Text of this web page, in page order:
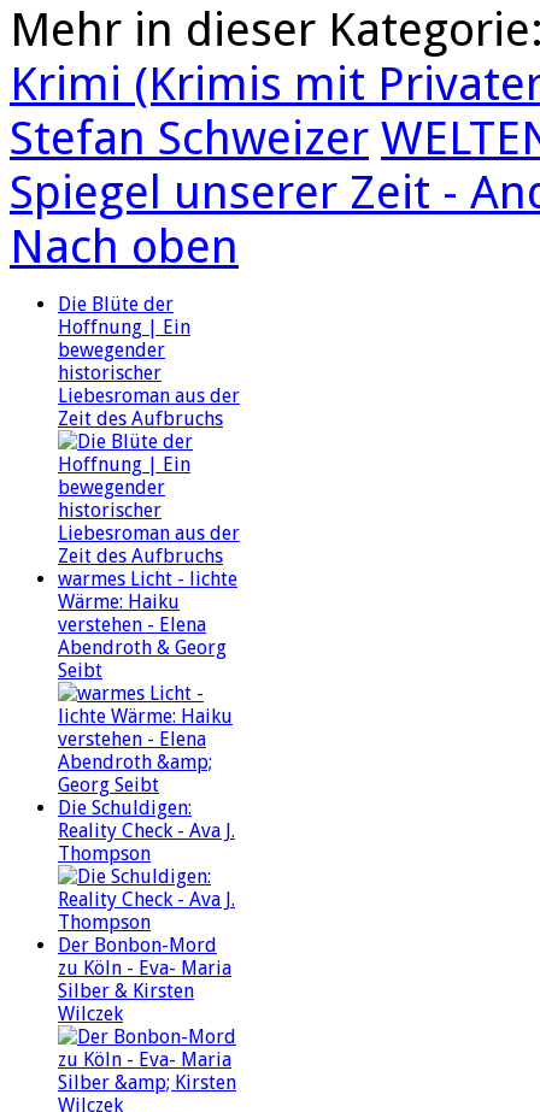
Mehr in dieser
Krimi (Krimis mit
Stefan Schweizer
Spiegel unserer Zeit -
Nach oben
Die Blüte der
Hoffnung | Ein
bewegender
historischer
Liebesroman aus der
Zeit des Aufbruchs
warmes Licht - lichte
Wärme: Haiku
verstehen - Elena
Abendroth & Georg
Seibt
Die Schuldigen:
Reality Check - Ava J.
Thompson
Der Bonbon-Mord
zu Köln - Eva- Maria
Silber & Kirsten
Wilczek